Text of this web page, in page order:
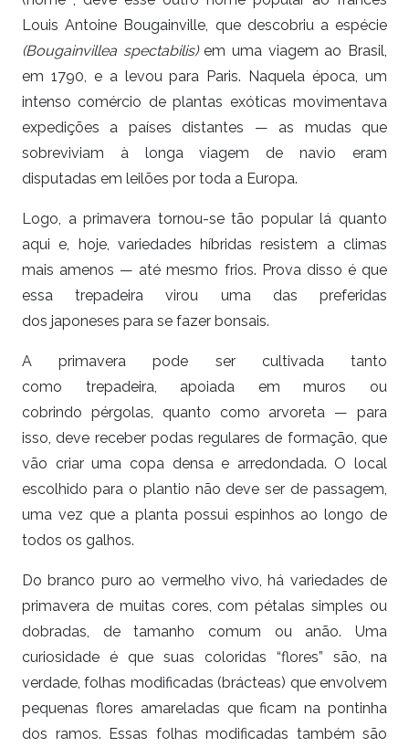
Louis Antoine Bougainville, que descobriu a espécie
(Bougainvillea spectabilis)em uma viagem ao Brasil,
em 1790, e a levou para Paris. Naquela época, um
intenso comércio de plantas exóticas movimentava
expedições a países distantes — as mudas que
sobreviviam à longa viagem de navio eram
disputadas em leilões por toda a Europa.
Logo, a primavera tornou-se tão popular lá quanto
aqui e, hoje, variedades híbridas resistem a climas
mais amenos — até mesmo frios. Prova disso é que
essa trepadeira virou uma das preferidas
dos japoneses para se fazer bonsais.
A primavera pode ser cultivada tanto
como trepadeira, apoiada em muros ou
cobrindo pérgolas, quanto como arvoreta — para
isso, deve receber podas regulares de formação, que
vão criar uma copa densa e arredondada. O local
escolhido para o plantio não deve ser de passagem,
uma vez que a planta possui espinhos ao longo de
todos os galhos.
Do branco puro ao vermelho vivo, há variedades de
primavera de muitas cores, com pétalas simples ou
dobradas, de tamanho comum ou anão. Uma
curiosidade é que suas coloridas “flores” são, na
verdade, folhas modificadas (brácteas) que envolvem
pequenas flores amareladas que ficam na pontinha
dos ramos. Essas folhas modificadas também são